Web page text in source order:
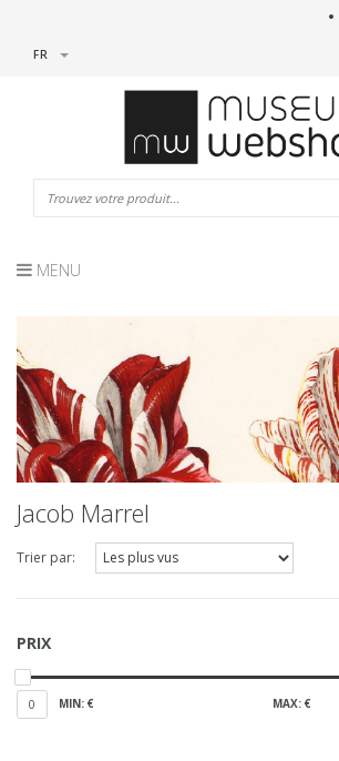
FR
MENU
Jacob Marrel
Trier par:
PRIX
0 MIN: € MAX: €